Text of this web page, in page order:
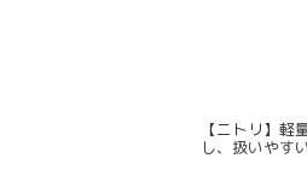
【ニトリ】軽
し、扱いやすい